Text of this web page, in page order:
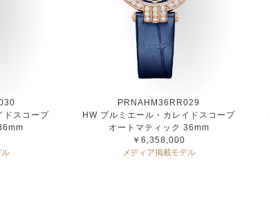
ドスコープ
ル
PRNAHM36RR029
HW プルミエール・カレイドスコープ
オートマティック 36mm
￥6,358,000
メディア掲載モデル